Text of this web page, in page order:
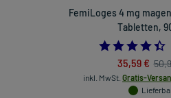
FemiLoges 4 mg
Tabletten,
35,59 €
inkl. MwSt. Gratis-